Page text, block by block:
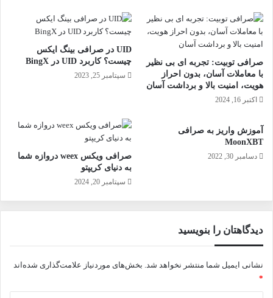
صرافی توبیت: تجربه ای بی نظیر
با معاملات آسان، بدون احراز
هویت، امنیت بالا و برداشت آسان
اکتبر 16, 2024
UID در صرافی بینگ ایکس
چیست؟ کاربرد UID در BingX
سپتامبر 25, 2023
آموزش واریز به صرافی
MoonXBT
دسامبر 30, 2022
صرافی ویکس weex دروازه‌ شما
به دنیای کریپتو
سپتامبر 20, 2024
دیدگاهتان را بنویسید
نشانی ایمیل شما منتشر نخواهد شد. بخش‌های موردنیاز علامت‌گذاری شده‌اند
*